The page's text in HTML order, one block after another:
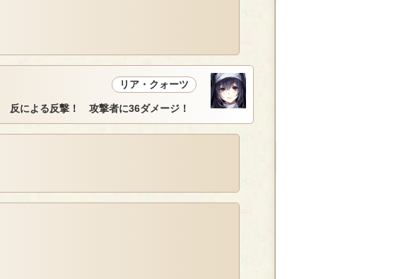
リア・クォーツ
反による反撃！ 攻撃者に36ダメージ！